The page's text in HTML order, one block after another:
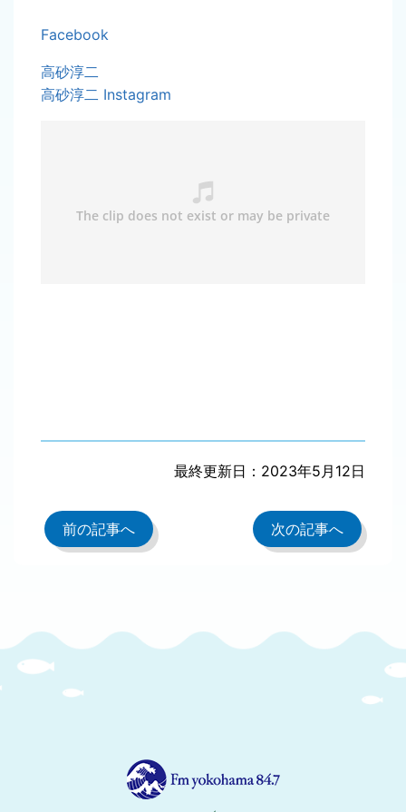
Facebook
高砂淳二
高砂淳二 Instagram
最終更新日：2023年5月12日
前の記事へ 次の記事へ